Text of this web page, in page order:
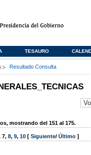
TESAURO
Resultado Consulta
mostrando del 151 al 175.
7, 8, 9, 10 [ Siguiente/ Último ]